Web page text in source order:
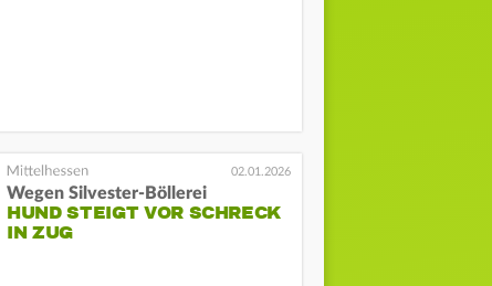
02.01.2026
Wegen Silvester-Böllerei
HUND STEIGT VOR SCHRECK
IN ZUG